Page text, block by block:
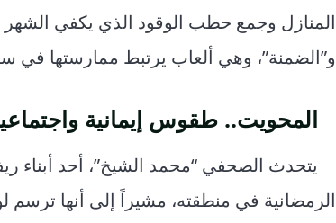
المنازل وجمع حطب الوقود الذي يكفي الشهر
و”الضمنة”، وهي ألعاب يرتبط ممارستها في
المحويت.. طقوس إيمانية
يتحدث الصحفي “محمد الشيخ”، أحد أبناء
الرمضانية في منطقته، مشيراً إلى أنها ترسم